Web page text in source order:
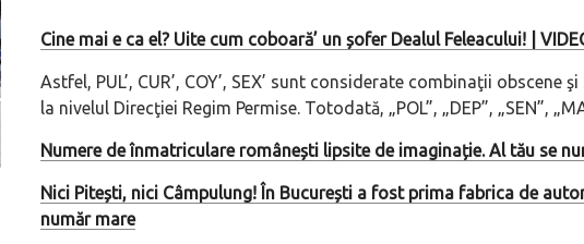
Cine mai e ca el? Uite cum coboară’ un șofer Dealul Feleacului! |
Astfel, PUL’, CUR’, COY’, SEX’ sunt considerate combinaţii
la nivelul Direcţiei Regim Permise. Totodată, „POL”, „DEP”, „SEN”,
Numere de înmatriculare românești lipsite de imaginație. Al tău se
Nici Pitești, nici Câmpulung! În București a fost prima fabrica de
număr mare
Versiune MINI Countryman încă nelansată oficial, dată
pe mâna fetelor în competiția off-road Rebelle Rally
Pentru cine știe ceva avioane,